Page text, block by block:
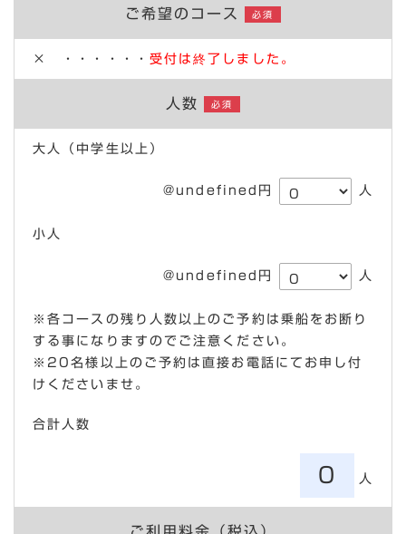
ご希望のコース 必須
× ・・・・・・ 受付は終了しました。
人数 必須
大人（中学生以上）
@undefined円 人
小人
@undefined円 人
※各コースの残り人数以上のご予約は乗船をお断り
する事になりますのでご注意ください。
※20名様以上のご予約は直接お電話にてお申し付
けくださいませ。
合計人数
0 人